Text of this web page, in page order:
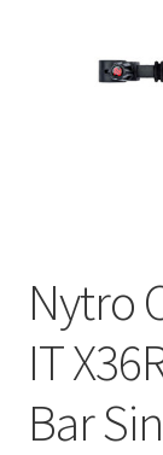
Nytro
IT
Bar